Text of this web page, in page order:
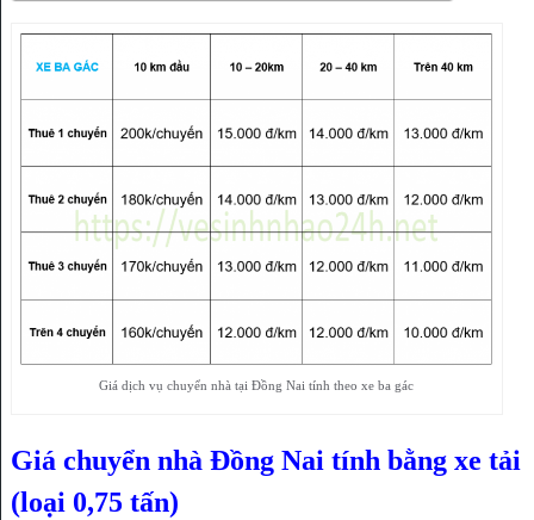
Giá dịch vụ chuyển nhà tại Đồng Nai tính theo xe ba gác
Giá chuyển nhà Đồng Nai tính bằng xe tải
(loại 0,75 tấn)